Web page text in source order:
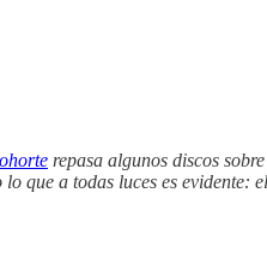
repasa algunos discos
que a todas luces es evidente: